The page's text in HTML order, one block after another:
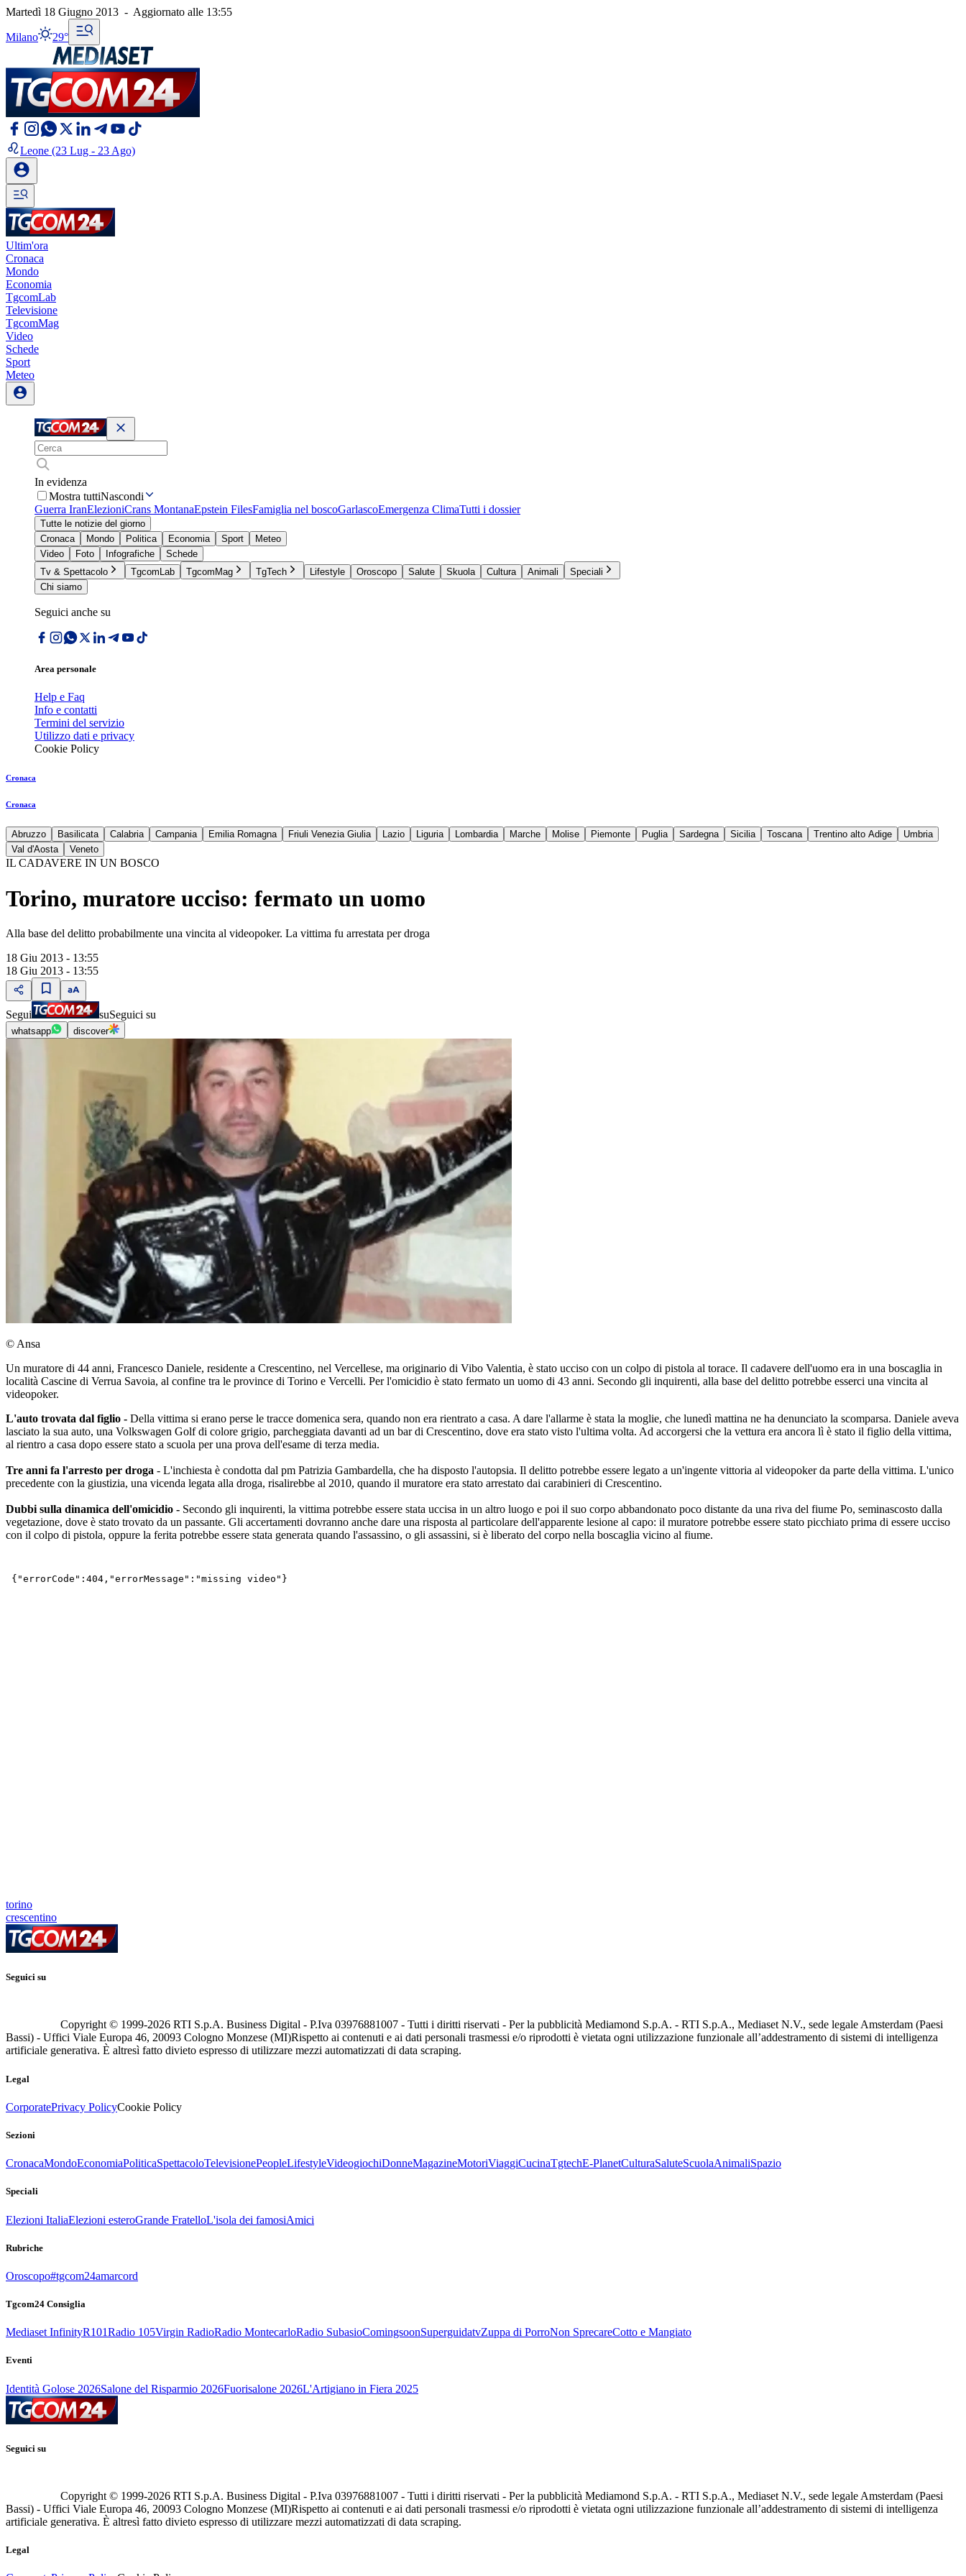
Martedì 18 Giugno 2013 - Aggiornato alle 13:55
Milano 29°
Leone (23 Lug - 23 Ago)
Ultim'ora
Cronaca
Mondo
Economia
TgcomLab
Televisione
TgcomMag
Video
Schede
Sport
Meteo
In evidenza
Mostra tuttiNascondi
Guerra IranElezioniCrans MontanaEpstein FilesFamiglia nel boscoGarlascoEmergenza ClimaTutti i dossier
Tutte le notizie del giorno
Cronaca
Mondo Politica Economia Sport
Meteo
Video
Foto Infografiche
Schede
Tv & Spettacolo
TgcomLab TgcomMag TgTech Lifestyle Oroscopo Salute Skuola Cultura Animali
Speciali
Chi siamo
Seguici anche su
Area personale
Help e Faq
Info e contatti
Termini del servizio
Utilizzo dati e privacy
Cookie Policy
Cronaca
Cronaca
Abruzzo Basilicata Calabria Campania Emilia Romagna Friuli Venezia Giulia Lazio Liguria Lombardia Marche Molise Piemonte Puglia Sardegna Sicilia Toscana Trentino alto Adige
Umbria
Val d'Aosta
Veneto
IL CADAVERE IN UN BOSCO
Torino, muratore ucciso: fermato un uomo
Alla base del delitto probabilmente una vincita al videopoker. La vittima fu arrestata per droga
18 Giu 2013 - 13:55
18 Giu 2013 - 13:55
Segui suSeguici su
whatsapp discover
© Ansa
Un muratore di 44 anni, Francesco Daniele, residente a Crescentino, nel Vercellese, ma originario di Vibo Valentia, è stato ucciso con un colpo di pistola al torace. Il cadavere dell'uomo era in una boscaglia in
località Cascine di Verrua Savoia, al confine tra le province di Torino e Vercelli. Per l'omicidio è stato fermato un uomo di 43 anni. Secondo gli inquirenti, alla base del delitto potrebbe esserci una vincita al
videopoker.
L'auto trovata dal figlio - Della vittima si erano perse le tracce domenica sera, quando non era rientrato a casa. A dare l'allarme è stata la moglie, che lunedì mattina ne ha denunciato la scomparsa. Daniele aveva
lasciato la sua auto, una Volkswagen Golf di colore grigio, parcheggiata davanti ad un bar di Crescentino, dove era stato visto l'ultima volta. Ad accorgersi che la vettura era ancora lì è stato il figlio della vittima,
al rientro a casa dopo essere stato a scuola per una prova dell'esame di terza media.
Tre anni fa l'arresto per droga - L'inchiesta è condotta dal pm Patrizia Gambardella, che ha disposto l'autopsia. Il delitto potrebbe essere legato a un'ingente vittoria al videopoker da parte della vittima. L'unico
precedente con la giustizia, una vicenda legata alla droga, risalirebbe al 2010, quando il muratore era stato arrestato dai carabinieri di Crescentino.
Dubbi sulla dinamica dell'omicidio - Secondo gli inquirenti, la vittima potrebbe essere stata uccisa in un altro luogo e poi il suo corpo abbandonato poco distante da una riva del fiume Po, seminascosto dalla
vegetazione, dove è stato trovato da un passante. Gli accertamenti dovranno anche dare una risposta al particolare dell'apparente lesione al capo: il muratore potrebbe essere stato picchiato prima di essere ucciso
con il colpo di pistola, oppure la ferita potrebbe essere stata generata quando l'assassino, o gli assassini, si è liberato del corpo nella boscaglia vicino al fiume.
torino
crescentino
Seguici su
Copyright © 1999-2026 RTI S.p.A. Business Digital - P.Iva 03976881007 - Tutti i diritti riservati - Per la pubblicità Mediamond S.p.A. - RTI S.p.A., Mediaset N.V., sede legale Amsterdam (Paesi
Bassi) - Uffici Viale Europa 46, 20093 Cologno Monzese (MI)Rispetto ai contenuti e ai dati personali trasmessi e/o riprodotti è vietata ogni utilizzazione funzionale all’addestramento di sistemi di intelligenza
artificiale generativa. È altresì fatto divieto espresso di utilizzare mezzi automatizzati di data scraping.
Legal
CorporatePrivacy PolicyCookie Policy
Sezioni
CronacaMondoEconomiaPoliticaSpettacoloTelevisionePeopleLifestyleVideogiochiDonneMagazineMotoriViaggiCucinaTgtechE-PlanetCulturaSaluteScuolaAnimaliSpazio
Speciali
Elezioni ItaliaElezioni esteroGrande FratelloL'isola dei famosiAmici
Rubriche
Oroscopo#tgcom24amarcord
Tgcom24 Consiglia
Mediaset InfinityR101Radio 105Virgin RadioRadio MontecarloRadio SubasioComingsoonSuperguidatvZuppa di PorroNon SprecareCotto e Mangiato
Eventi
Identità Golose 2026Salone del Risparmio 2026Fuorisalone 2026L'Artigiano in Fiera 2025
Seguici su
Copyright © 1999-2026 RTI S.p.A. Business Digital - P.Iva 03976881007 - Tutti i diritti riservati - Per la pubblicità Mediamond S.p.A. - RTI S.p.A., Mediaset N.V., sede legale Amsterdam (Paesi
Bassi) - Uffici Viale Europa 46, 20093 Cologno Monzese (MI)Rispetto ai contenuti e ai dati personali trasmessi e/o riprodotti è vietata ogni utilizzazione funzionale all’addestramento di sistemi di intelligenza
artificiale generativa. È altresì fatto divieto espresso di utilizzare mezzi automatizzati di data scraping.
Legal